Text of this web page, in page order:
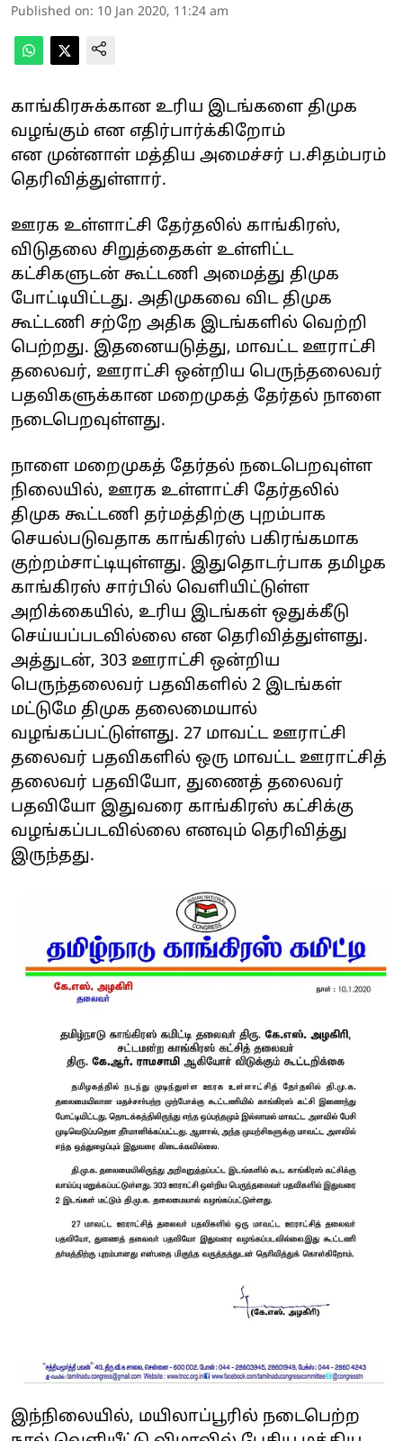
Published on: 10 Jan 2020, 11:24 am
காங்கிரசுக்கான உரிய இடங்களை திமுக
வழங்கும் என எதிர்பார்க்கிறோம்
என முன்னாள் மத்திய அமைச்சர் ப.சிதம்பரம்
தெரிவித்துள்ளார்.
ஊரக உள்ளாட்சி தேர்தலில் காங்கிரஸ்,
விடுதலை சிறுத்தைகள் உள்ளிட்ட
கட்சிகளுடன் கூட்டணி அமைத்து திமுக
போட்டியிட்டது. அதிமுகவை விட திமுக
கூட்டணி சற்றே அதிக இடங்களில் வெற்றி
பெற்றது. இதனையடுத்து, மாவட்ட ஊராட்சி
தலைவர், ஊராட்சி ஒன்றிய பெருந்தலைவர்
பதவிகளுக்கான மறைமுகத் தேர்தல் நாளை
நடைபெறவுள்ளது.
நாளை மறைமுகத் தேர்தல் நடைபெறவுள்ள
நிலையில், ஊரக உள்ளாட்சி தேர்தலில்
திமுக கூட்டணி தர்மத்திற்கு புறம்பாக
செயல்படுவதாக காங்கிரஸ் பகிரங்கமாக
குற்றம்சாட்டியுள்ளது. இதுதொடர்பாக தமிழக
காங்கிரஸ் சார்பில் வெளியிட்டுள்ள
அறிக்கையில், உரிய இடங்கள் ஒதுக்கீடு
செய்யப்படவில்லை என தெரிவித்துள்ளது.
அத்துடன், 303 ஊராட்சி ஒன்றிய
பெருந்தலைவர் பதவிகளில் 2 இடங்கள்
மட்டுமே திமுக தலைமையால்
வழங்கப்பட்டுள்ளது. 27 மாவட்ட ஊராட்சி
தலைவர் பதவிகளில் ஒரு மாவட்ட ஊராட்சித்
தலைவர் பதவியோ, துணைத் தலைவர்
பதவியோ இதுவரை காங்கிரஸ் கட்சிக்கு
வழங்கப்படவில்லை எனவும் தெரிவித்து
இருந்தது.
இந்நிலையில், மயிலாப்பூரில் நடைபெற்ற